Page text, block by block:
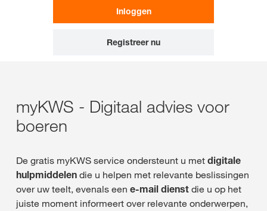
Inloggen
Registreer nu
myKWS - Digitaal advies voor
boeren
De gratis myKWS service ondersteunt u met digitale
hulpmiddelen die u helpen met relevante beslissingen
over uw teelt, evenals een e-mail dienst die u op het
juiste moment informeert over relevante onderwerpen,